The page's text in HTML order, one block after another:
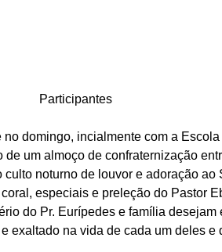
Participantes
domingo, incialmente com a
um almoço de confraternização
noturno de louvor e adoração ao
especiais e preleção do Pastor
do Pr. Eurípedes e família desejam
exaltado na vida de cada um deles e